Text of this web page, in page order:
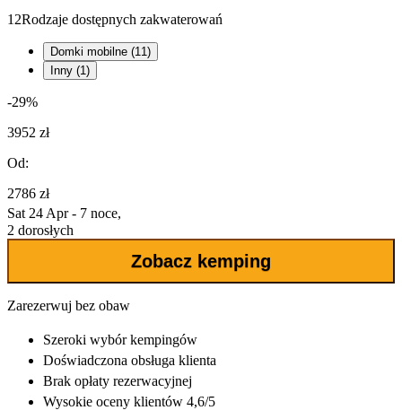
12Rodzaje dostępnych zakwaterowań
Domki mobilne (11)
Inny (1)
-29%
3952 zł
Od:
2786 zł
Sat 24 Apr - 7 noce,
2 dorosłych
Zobacz kemping
Zarezerwuj bez obaw
Szeroki wybórkempingów
Doświadczona obsługa klienta
Brak opłaty rezerwacyjnej
Wysokie oceny klientów 4,6/5